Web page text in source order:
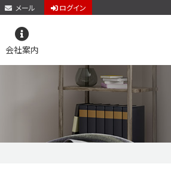
メール ログイン
会社案内
個人情報保護方針